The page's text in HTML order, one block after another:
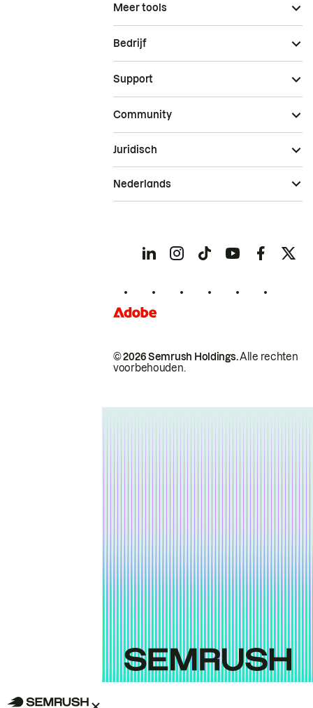
Meer tools
Bedrijf
Support
Community
© 2026 Semrush Holdings.Alle rechten
voorbehouden.
Juridisch
Nederlands